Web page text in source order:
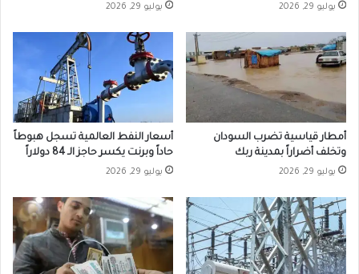
يوليو 29, 2026 يوليو 29, 2026
أمطار قياسية تضرب السودان
وتخلف أضراراً بمدينة ربك
يوليو 29, 2026
أسعار النفط العالمية تسجل هبوطاً
حاداً وبرنت يكسر حاجز الـ 84 دولاراً
يوليو 29, 2026